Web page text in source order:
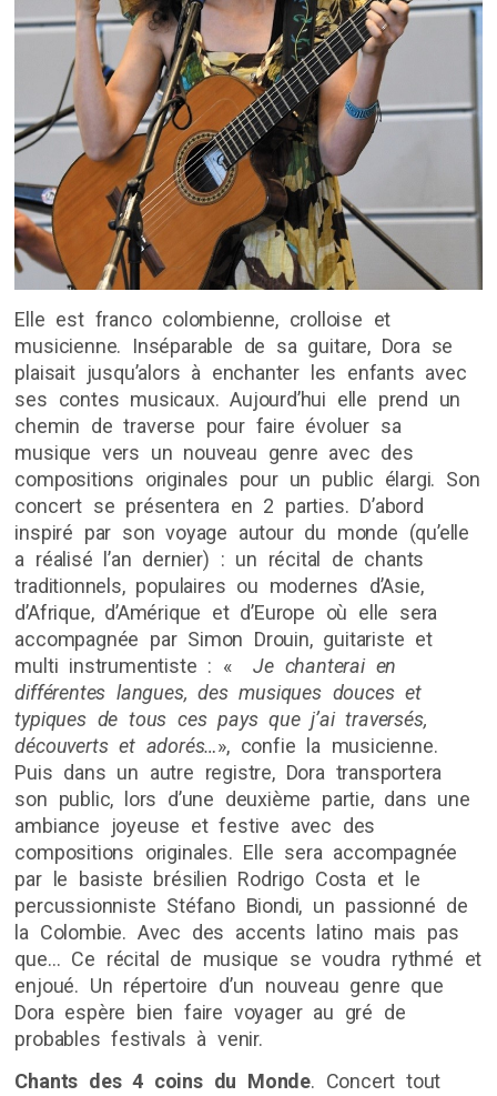
Elle est franco colombienne, crolloise et
musicienne. Inséparable de sa guitare, Dora se
plaisait jusqu’alors à enchanter les enfants avec
ses contes musicaux. Aujourd’hui elle prend un
chemin de traverse pour faire évoluer sa
musique vers un nouveau genre avec des
compositions originales pour un public élargi. Son
concert se présentera en 2 parties. D’abord
inspiré par son voyage autour du monde (qu’elle
a réalisé l’an dernier) : un récital de chants
traditionnels, populaires ou modernes d’Asie,
d’Afrique, d’Amérique et d’Europe où elle sera
accompagnée par Simon Drouin, guitariste et
multi instrumentiste : «Je chanterai en
différentes langues, des musiques douces et
typiques de tous ces pays que j’ai traversés,
découverts et adorés…», confie la musicienne.
Puis dans un autre registre, Dora transportera
son public, lors d’une deuxième partie, dans une
ambiance joyeuse et festive avec des
compositions originales. Elle sera accompagnée
par le basiste brésilien Rodrigo Costa et le
percussionniste Stéfano Biondi, un passionné de
la Colombie. Avec des accents latino mais pas
que… Ce récital de musique se voudra rythmé et
enjoué. Un répertoire d’un nouveau genre que
Dora espère bien faire voyager au gré de
probables festivals à venir.
Chants des 4 coins du Monde. Concert tout